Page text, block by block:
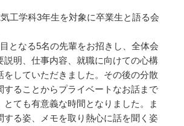
工学科3年生を対象に卒業生と語る会
となる5名の先輩をお招きし、全体会
説明、仕事内容、就職に向けての心構
をしていただきました。その後の分散
することからプライベートなお話まで
とても有意義な時間となりました。ま
する姿、メモを取り熱心に話を聞く姿